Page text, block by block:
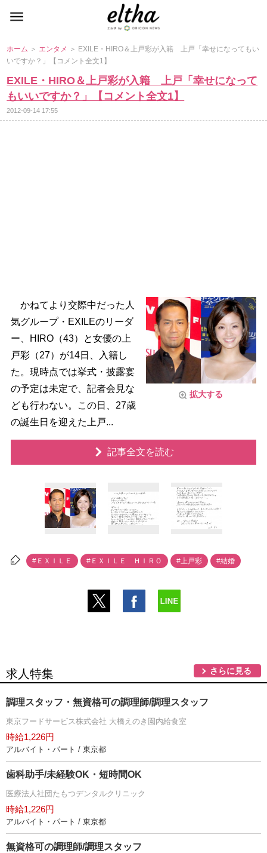
ホーム ＞ エンタメ ＞ EXILE・HIRO＆上戸彩が入籍 上戸「幸せになってもい
いですか？」【コメント全文1】
EXILE・HIRO＆上戸彩が入籍 上戸「幸せになって
もいいですか？」【コメント全文1】
2012-09-14 17:55
拡大する
かねてより交際中だった人
気グループ・EXILEのリーダ
ー、HIRO（43）と女優の上
戸彩（27）が14日、入籍し
た。現時点では挙式・披露宴
の予定は未定で、記者会見な
ども行わない。この日、27歳
の誕生日を迎えた上戸...
記事全文を読む
#ＥＸＩＬＥ #ＥＸＩＬＥ ＨＩＲＯ #上戸彩 #結婚
求人特集 さらに見る
調理スタッフ・無資格可の調理師/調理スタッフ
東京フードサービス株式会社 大橋えのき園内給食室
時給1,226円
アルバイト・パート / 東京都
歯科助手/未経験OK・短時間OK
医療法人社団たもつデンタルクリニック
時給1,226円
アルバイト・パート / 東京都
無資格可の調理師/調理スタッフ